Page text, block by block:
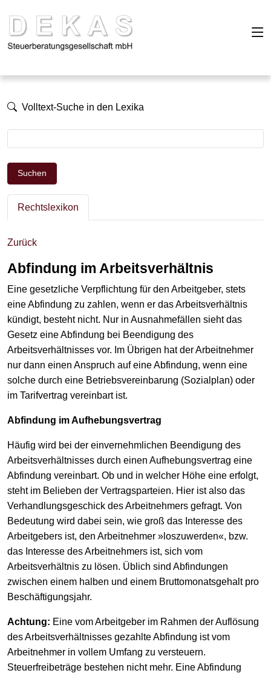
Volltext-Suche in den Lexika
Suchen
Rechtslexikon
Zurück
Abfindung im Arbeitsverhältnis
Eine gesetzliche Verpflichtung für den Arbeitgeber, stets
eine Abfindung zu zahlen, wenn er das Arbeitsverhältnis
kündigt, besteht nicht. Nur in Ausnahmefällen sieht das
Gesetz eine Abfindung bei Beendigung des
Arbeitsverhältnisses vor. Im Übrigen hat der Arbeitnehmer
nur dann einen Anspruch auf eine Abfindung, wenn eine
solche durch eine Betriebsvereinbarung (Sozialplan) oder
im Tarifvertrag vereinbart ist.
Abfindung im Aufhebungsvertrag
Häufig wird bei der einvernehmlichen Beendigung des
Arbeitsverhältnisses durch einen Aufhebungsvertrag eine
Abfindung vereinbart. Ob und in welcher Höhe eine erfolgt,
steht im Belieben der Vertragsparteien. Hier ist also das
Verhandlungsgeschick des Arbeitnehmers gefragt. Von
Bedeutung wird dabei sein, wie groß das Interesse des
Arbeitgebers ist, den Arbeitnehmer »loszuwerden«, bzw.
das Interesse des Arbeitnehmers ist, sich vom
Arbeitsverhältnis zu lösen. Üblich sind Abfindungen
zwischen einem halben und einem Bruttomonatsgehalt pro
Beschäftigungsjahr.
Achtung: Eine vom Arbeitgeber im Rahmen der Auflösung
des Arbeitsverhältnisses gezahlte Abfindung ist vom
Arbeitnehmer in vollem Umfang zu versteuern.
Steuerfreibeträge bestehen nicht mehr. Eine Abfindung